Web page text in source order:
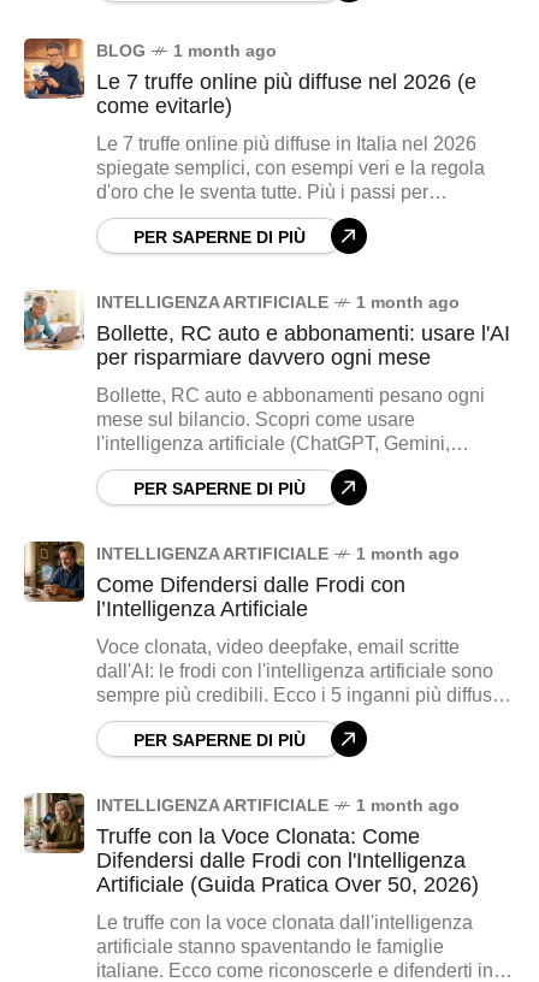
BLOG 1 month ago
Le 7 truffe online più diffuse nel 2026 (e
come evitarle)
Le 7 truffe online più diffuse in Italia nel 2026
spiegate semplici, con esempi veri e la regola
d'oro che le sventa tutte. Più i passi per
proteggerti e cosa fare se sei già caduto nella
trappola.PER SAPERNE DI PIÙ
INTELLIGENZA ARTIFICIALE 1 month ago
Bollette, RC auto e abbonamenti: usare l'AI
per risparmiare davvero ogni mese
Bollette, RC auto e abbonamenti pesano ogni
mese sul bilancio. Scopri come usare
l'intelligenza artificiale (ChatGPT, Gemini,
Claude) per leggere le bollette, scovare gli
abbonamenti dimenticati e scrivere le disdette,
un piano da 30 minuti al mese per risparmiare
200-500 euro l'anno.
PER SAPERNE DI PIÙ
INTELLIGENZA ARTIFICIALE 1 month ago
Come Difendersi dalle Frodi con
l’Intelligenza Artificiale
Voce clonata, video deepfake, email scritte
dall'AI: le frodi con l'intelligenza artificiale sono
sempre più credibili. Ecco i 5 inganni più diffusi
nel 2026 e come difenderti, passo passo, con
una sola regola d'oro: verifica, non fidarti.
PER SAPERNE DI PIÙ
INTELLIGENZA ARTIFICIALE 1 month ago
Truffe con la Voce Clonata: Come
Difendersi dalle Frodi con l'Intelligenza
Artificiale (Guida Pratica Over 50, 2026)
Le truffe con la voce clonata dall'intelligenza
artificiale stanno spaventando le famiglie
italiane. Ecco come riconoscerle e difenderti in 6